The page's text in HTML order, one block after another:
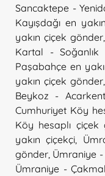
Sancaktepe -
Kayışdağı en
yakın çiçek gönder
Kartal - Soğanlık
Paşabahçe en
yakın çiçek gönder,
Beykoz -
Cumhuriyet Köy
Köy hesaplı çiçek
yakın çiçekçi
gönder Ümraniye -
Ümraniye -